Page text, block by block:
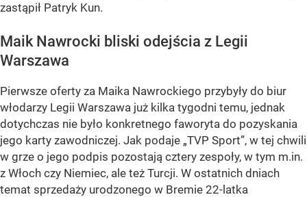
zastąpił Patryk Kun.
Maik Nawrocki bliski odejścia z Legii
Warszawa
Pierwsze oferty za Maika Nawrockiego przybyły do biur
włodarzy Legii Warszawa już kilka tygodni temu, jednak
dotychczas nie było konkretnego faworyta do pozyskania
jego karty zawodniczej. Jak podaje „TVP Sport”, w tej chwili
w grze o jego podpis pozostają cztery zespoły, w tym m.in.
z Włoch czy Niemiec, ale też Turcji. W ostatnich dniach
temat sprzedaży urodzonego w Bremie 22-latka